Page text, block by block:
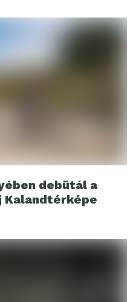
debütál a